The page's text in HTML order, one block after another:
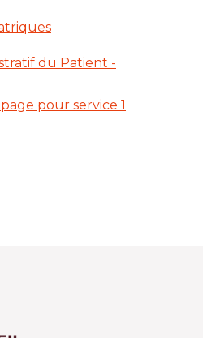
du Patient -
pour service 1